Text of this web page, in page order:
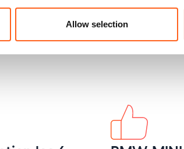
Allow selection